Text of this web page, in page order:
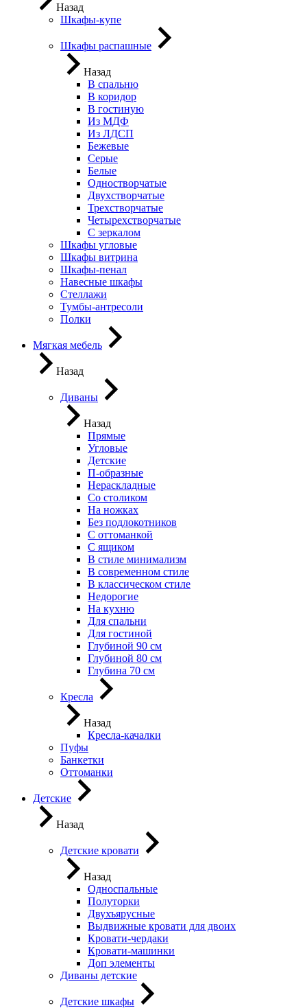
Назад
Шкафы-купе
Шкафы распашные
Назад
В спальню
В коридор
В гостиную
Из МДФ
Из ЛДСП
Бежевые
Серые
Белые
Одностворчатые
Двухстворчатые
Трехстворчатые
Четырехстворчатые
С зеркалом
Шкафы угловые
Шкафы витрина
Шкафы-пенал
Навесные шкафы
Стеллажи
Тумбы-антресоли
Полки
Мягкая мебель
Назад
Диваны
Назад
Прямые
Угловые
Детские
П-образные
Нераскладные
Со столиком
На ножках
Без подлокотников
С оттоманкой
С ящиком
В стиле минимализм
В современном стиле
В классическом стиле
Недорогие
На кухню
Для спальни
Для гостиной
Глубиной 90 см
Глубиной 80 см
Глубина 70 см
Кресла
Назад
Кресла-качалки
Пуфы
Банкетки
Оттоманки
Детские
Назад
Детские кровати
Назад
Односпальные
Полуторки
Двухъярусные
Выдвижные кровати для двоих
Кровати-чердаки
Кровати-машинки
Доп элементы
Диваны детские
Детские шкафы